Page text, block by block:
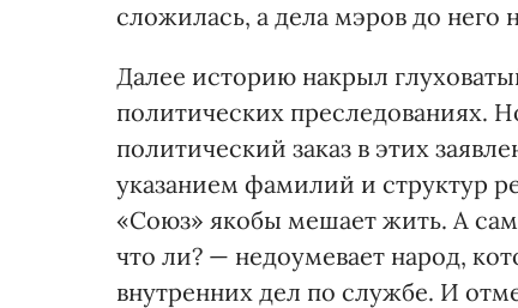
сложилась, а дела мэров до него
Далее историю накрыл
политических преследованиях.
политический заказ в этих
указанием фамилий и структур
«Со­юз» якобы мешает жить. А
что ли? — недоумевает народ,
внутренних дел по службе. И